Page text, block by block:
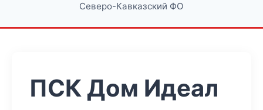
Северо-Кавказский ФО
ПСК Дом Идеал